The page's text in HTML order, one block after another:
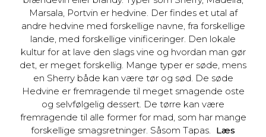
Marsala, Portvin er hedvine. Der findes et utal af
andre hedvine med forskellige navne, fra forskellige
lande, med forskellige vinificeringer. Den lokale
kultur for at lave den slags vine og hvordan man gør
det, er meget forskellig. Mange typer er søde, mens
en Sherry både kan være tør og sød. De søde
Hedvine er fremragende til meget smagende oste
og selvfølgelig dessert. De tørre kan være
fremragende til alle former for mad, som har mange
forskellige smagsretninger. Såsom Tapas. Læs